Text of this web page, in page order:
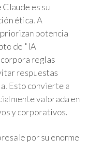
es su
ética. A
potencia
de "IA
reglas
respuestas
Esto convierte a
valorada en
y corporativos.
por su enorme